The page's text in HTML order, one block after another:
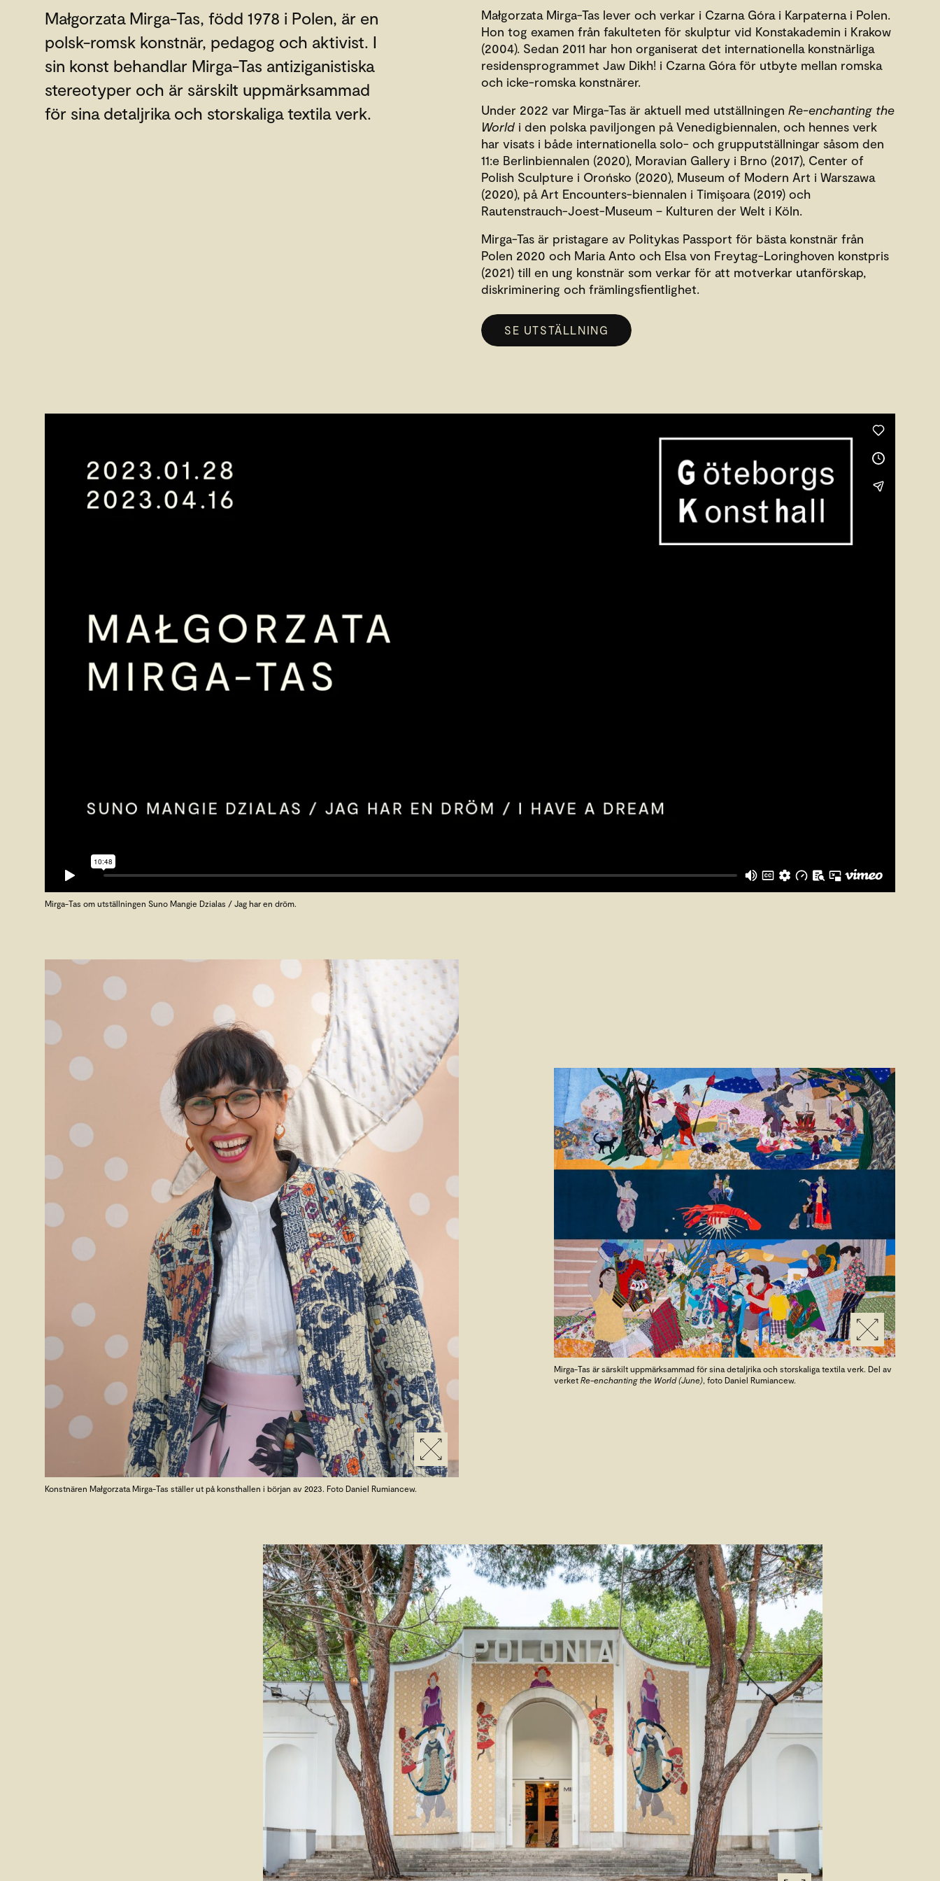
Małgorzata Mirga-Tas, född 1978 i Polen, är en
polsk-romsk konstnär, pedagog och aktivist. I
sin konst behandlar Mirga-Tas antiziganistiska
stereotyper och är särskilt uppmärksammad
för sina detaljrika och storskaliga textila verk.
Małgorzata Mirga-Tas lever och verkar i Czarna Góra i Karpaterna i Polen.
Hon tog examen från fakulteten för skulptur vid Konstakademin i Krakow
(2004). Sedan 2011 har hon organiserat det internationella konstnärliga
residensprogrammet Jaw Dikh! i Czarna Góra för utbyte mellan romska
och icke-romska konstnärer.
Under 2022 var Mirga-Tas är aktuell med utställningen Re-enchanting the
World i den polska paviljongen på Venedigbiennalen, och hennes verk
har visats i både internationella solo- och grupputställningar såsom den
11:e Berlinbiennalen (2020), Moravian Gallery i Brno (2017), Center of
Polish Sculpture i Orońsko (2020), Museum of Modern Art i Warszawa
(2020), på Art Encounters-biennalen i Timişoara (2019) och
Rautenstrauch-Joest-Museum – Kulturen der Welt i Köln.
Mirga-Tas är pristagare av Politykas Passport för bästa konstnär från
Polen 2020 och Maria Anto och Elsa von Freytag-Loringhoven konstpris
(2021) till en ung konstnär som verkar för att motverkar utanförskap,
diskriminering och främlingsfientlighet.
SE UTSTÄLLNING
Mirga-Tas om utställningen Suno Mangie Dzialas / Jag har en dröm.
Konstnären Małgorzata Mirga-Tas ställer ut på konsthallen i början av 2023. Foto Daniel Rumiancew.
Mirga-Tas är särskilt uppmärksammad för sina detaljrika och storskaliga textila verk. Del av
verket Re-enchanting the World (June) , foto Daniel Rumiancew.